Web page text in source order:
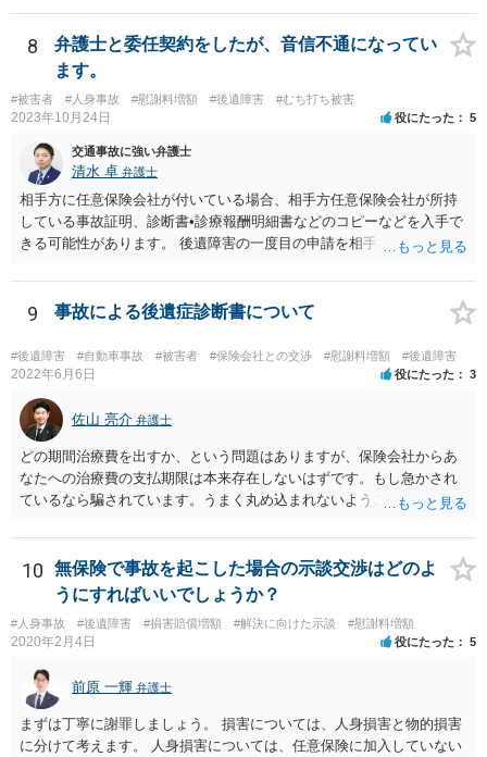
8
弁護士と委任契約をしたが、音信不通になってい
ます。
#被害者 #人身事故 #慰謝料増額 #後遺障害 #むち打ち被害
2023年10月24日 役にたった 5
交通事故に強い弁護士
清水 卓 弁護士
相手方に任意保険会社が付いている場合、相手方任意保険会社が所持
している事故証明、診断書•診療報酬明細書などのコピーなどを入手で
きる可能性があります。 後遺障害の一度目の申請を相手方任意保険会
果と認定理由書も相手方任意保険会社から入手できる可能性がありま
す。 これらが難しくても、通院していた病院のカルテを取り付けるこ
と等で代替が可能な場合もあります。 事故からどの程度期間が経過し
ているがが定かではありませんが、昨年４月から既に１年半年程度経
過しており、時効なども意識しながら対応をしておきたいところで
す。 待っていても事態が打開しない可能性もあるため、依頼の対応が
可能な弁護士に個別に問い合わせ、上記の方法等を参考に進め方を相
談してみるのが望ましいかもしれません。
9 事故による後遺症診断書について
#後遺障害 #自動車事故 #被害者 #保険会社との交渉 #慰謝料増額 #後遺障害
2022年6月6日 役にたった 3
佐山 亮介 弁護士
どの期間治療費を出すか、という問題はありますが、保険会社からあ
なたへの治療費の支払期限は本来存在しないはずです。もし急かされ
ているなら騙されています。うまく丸め込まれないようご注意下さ
せんが、受診したならば提出すべきです。
10
無保険で事故を起こした場合の示談交渉はどのよ
うにすればいいでしょうか？
#人身事故 #後遺障害 #損害賠償増額 #解決に向けた示談 #慰謝料増額
2020年2月4日 役にたった 5
前原 一輝 弁護士
まずは丁寧に謝罪しましょう。 損害については、人身損害と物的損害
に分けて考えます。 人身損害については、任意保険に加入していない